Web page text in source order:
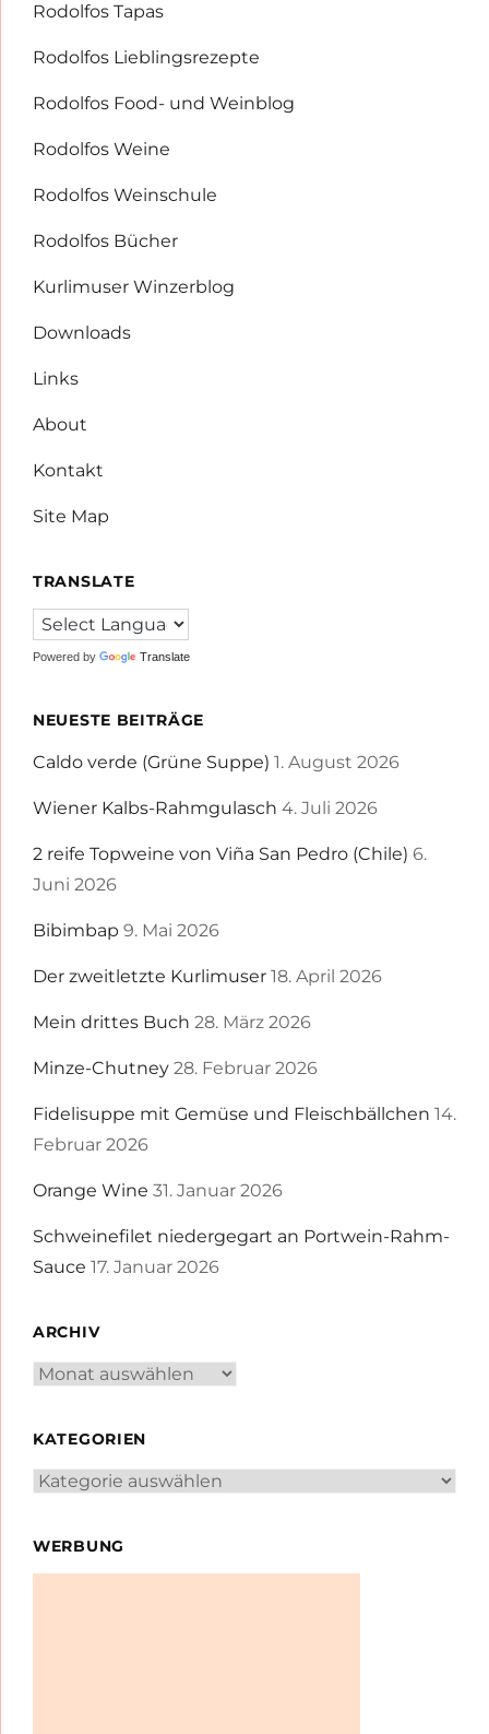
Rodolfos Tapas
Rodolfos Lieblingsrezepte
Rodolfos Food- und Weinblog
Rodolfos Weine
Rodolfos Weinschule
Rodolfos Bücher
Kurlimuser Winzerblog
Downloads
Links
About
Kontakt
Site Map
TRANSLATE
Powered by Translate
NEUESTE BEITRÄGE
Caldo verde (Grüne Suppe) 1. August 2026
Wiener Kalbs-Rahmgulasch 4. Juli 2026
2 reife Topweine von Viña San Pedro (Chile) 6.
Juni 2026
Bibimbap 9. Mai 2026
Der zweitletzte Kurlimuser 18. April 2026
Mein drittes Buch 28. März 2026
Minze-Chutney 28. Februar 2026
Fidelisuppe mit Gemüse und Fleischbällchen 14.
Februar 2026
Orange Wine 31. Januar 2026
Schweinefilet niedergegart an Portwein-Rahm-
Sauce 17. Januar 2026
ARCHIV
Archiv
KATEGORIEN
Kategorien
WERBUNG